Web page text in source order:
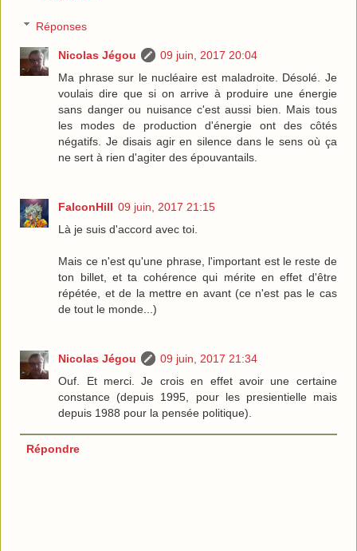
Réponses
Nicolas Jégou
09 juin, 2017 20:04
Ma phrase sur le nucléaire est maladroite. Désolé. Je
voulais dire que si on arrive à produire une énergie
sans danger ou nuisance c'est aussi bien. Mais tous
les modes de production d'énergie ont des côtés
négatifs. Je disais agir en silence dans le sens où ça
ne sert à rien d'agiter des épouvantails.
FalconHill 09 juin, 2017 21:15
Là je suis d'accord avec toi.
Mais ce n'est qu'une phrase, l'important est le reste de
ton billet, et ta cohérence qui mérite en effet d'être
répétée, et de la mettre en avant (ce n'est pas le cas
de tout le monde...)
Nicolas Jégou
09 juin, 2017 21:34
Ouf. Et merci. Je crois en effet avoir une certaine
constance (depuis 1995, pour les presientielle mais
depuis 1988 pour la pensée politique).
Répondre